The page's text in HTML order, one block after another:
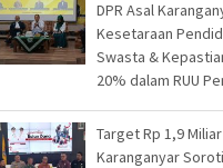
DPR Asal
Kesetaraan
Swasta &
20% dalam RUU
Target Rp 1,9
Karanganyar